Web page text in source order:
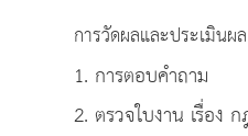
การวัดผลและประเมินผล
1. การตอบคำถาม
2. ตรวจใบงาน เรื่อง